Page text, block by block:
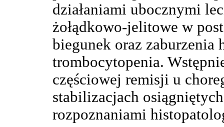
działaniami ubocznymi
żołądkowo-jelitowe w
biegunek oraz zaburzenia
trombocytopenia.
częściowej remisji u
stabilizacjach
rozpoznaniami